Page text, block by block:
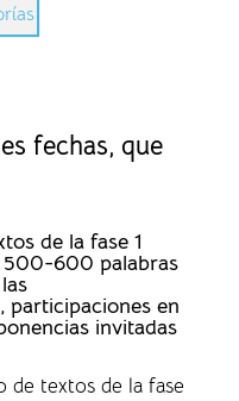
fechas, que
de la fase 1
500-600 palabras
participaciones en
invitadas
de textos de la fase